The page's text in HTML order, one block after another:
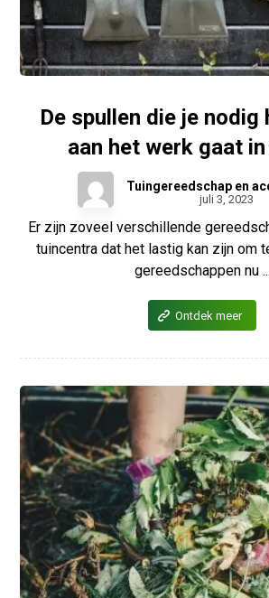
De spullen die je nodig
aan het werk gaat
Tuingereedschap en
juli 3, 2023
Er zijn zoveel verschillende
tuincentra dat het lastig kan zijn om
gereedschappen nu ...
Ontdek meer